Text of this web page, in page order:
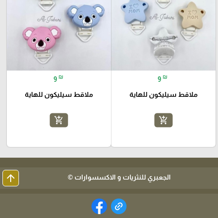
9 ₪
ملاقط سيليكون للهاية
add_shopping_cart
9 ₪
ملاقط سيليكون للهاية
add_shopping_cart
الجعبري للنثريات و الاكسسوارات © arrow_upward